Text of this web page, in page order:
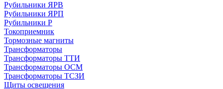
Рубильники ЯРВ
Рубильники ЯРП
Рубильники Р
Токоприемник
Тормозные магниты
Трансформаторы
Трансформаторы ТТИ
Трансформаторы ОСМ
Трансформаторы ТСЗИ
Щиты освещения